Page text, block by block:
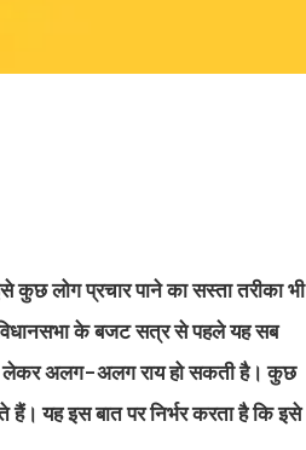
कुछ लोग प्रचार पाने का सस्ता तरीका भी
के बजट सत्र से पहले यह सब
लेकर अलग-अलग राय हो सकती है। कुछ
यह इस बात पर निर्भर करता है कि इसे